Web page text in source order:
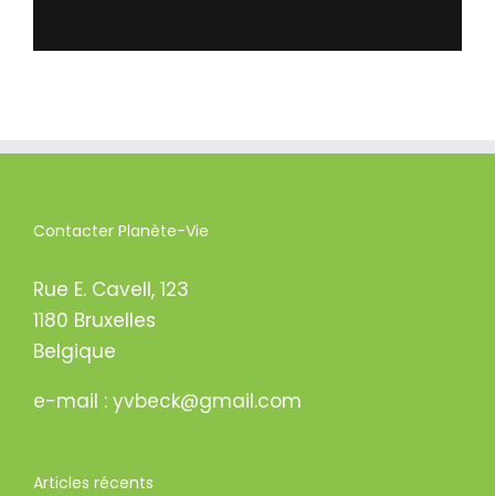
Contacter Planète-Vie
Rue E. Cavell, 123
1180 Bruxelles
Belgique
e-mail : yvbeck@gmail.com
Articles récents